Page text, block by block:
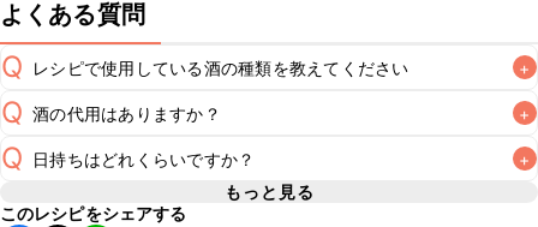
よくある質問
Q レシピで使用している酒の種類を教えてください +
A
Q 酒の代用はありますか？ +
A
Q 日持ちはどれくらいですか？ +
保存期間は冷蔵で翌日中が目安です。なるべくお早めにお召
もっと見る
このレシピをシェアする